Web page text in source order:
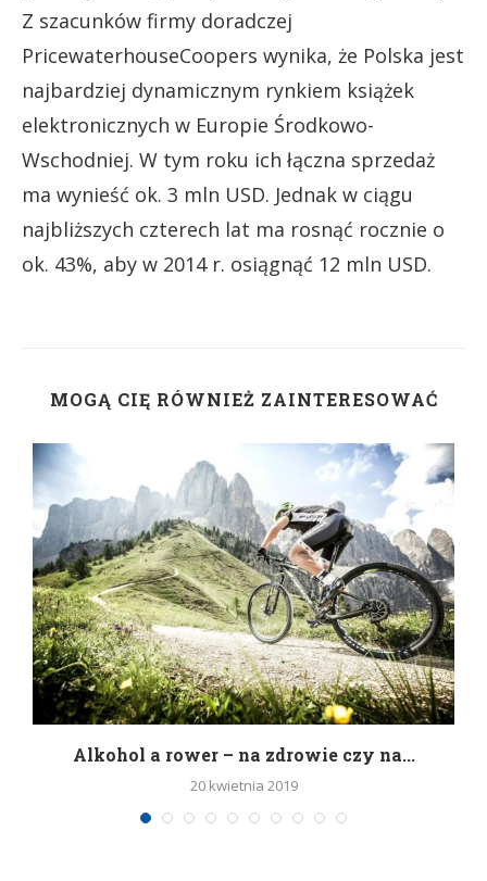
Z szacunków firmy doradczej
PricewaterhouseCoopers wynika, że Polska jest
najbardziej dynamicznym rynkiem książek
elektronicznych w Europie Środkowo-
Wschodniej. W tym roku ich łączna sprzedaż
ma wynieść ok. 3 mln USD. Jednak w ciągu
najbliższych czterech lat ma rosnąć rocznie o
ok. 43%, aby w 2014 r. osiągnąć 12 mln USD.
MOGĄ CIĘ RÓWNIEŻ ZAINTERESOWAĆ
Alkohol a rower – na zdrowie czy na...
20 kwietnia 2019